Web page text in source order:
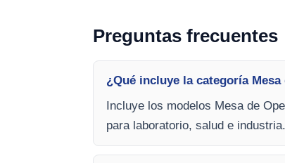
Preguntas frecuentes
¿Qué incluye la categoría
Incluye los modelos Mesa de
para laboratorio, salud e industria.